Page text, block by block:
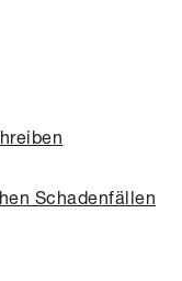
Schadenfällen